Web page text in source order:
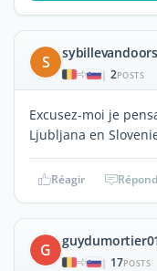
S
| 2POSTS
Excusez-moi je
Ljubljana en
Réagir
G
| 17POSTS